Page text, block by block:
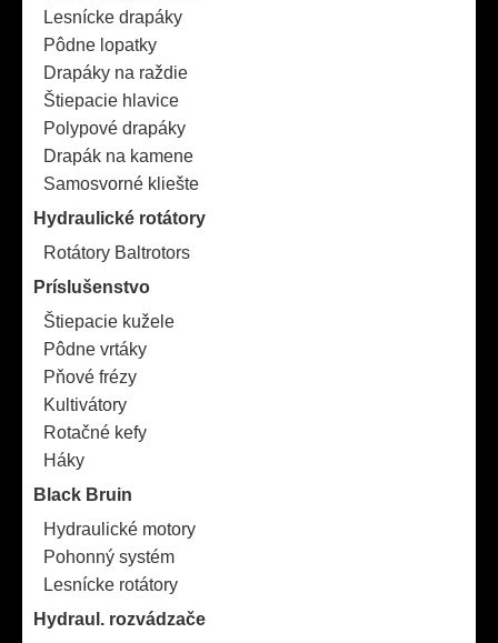
Lesnícke drapáky
Pôdne lopatky
Drapáky na raždie
Štiepacie hlavice
Polypové drapáky
Drapák na kamene
Samosvorné kliešte
Hydraulické rotátory
Rotátory Baltrotors
Príslušenstvo
Štiepacie kužele
Pôdne vrtáky
Pňové frézy
Kultivátory
Rotačné kefy
Háky
Black Bruin
Hydraulické motory
Pohonný systém
Lesnícke rotátory
Hydraul. rozvádzače